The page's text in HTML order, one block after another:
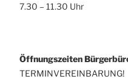
7.30 – 11.30 Uhr
Öffnungszeiten
TERMINVEREINBARUNG!